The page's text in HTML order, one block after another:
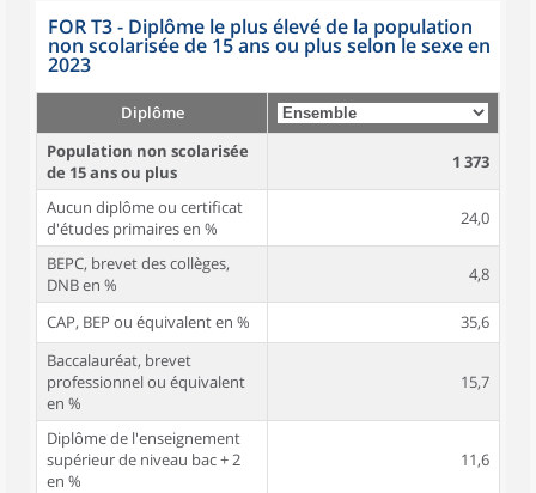
FOR T3 - Diplôme le plus élevé de la population
non scolarisée de 15 ans ou plus selon le sexe en
2023
Diplôme
Population non scolarisée
de 15 ans ou plus
1 373
Aucun diplôme ou certificat
d'études primaires en %
24,0
BEPC, brevet des collèges,
DNB en %
4,8
CAP, BEP ou équivalent en %
35,6
Baccalauréat, brevet
professionnel ou équivalent
en %
15,7
Diplôme de l'enseignement
supérieur de niveau bac + 2
en %
11,6